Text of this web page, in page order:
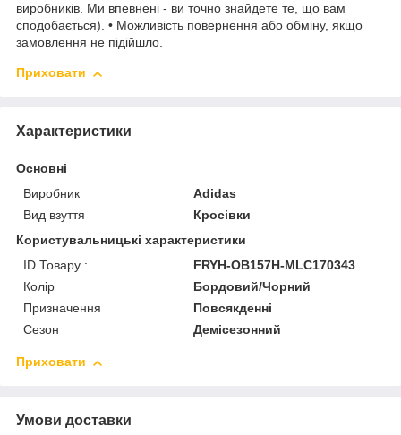
виробників. Ми впевнені - ви точно знайдете те, що вам
сподобається). • Можливість повернення або обміну, якщо
замовлення не підійшло.
Приховати
Характеристики
Основні
Виробник
Adidas
Вид взуття
Кросівки
Користувальницькі характеристики
ID Товару :
FRYH-OB157H-MLC170343
Колір
Бордовий/Чорний
Призначення
Повсякденні
Сезон
Демісезонний
Приховати
Умови доставки